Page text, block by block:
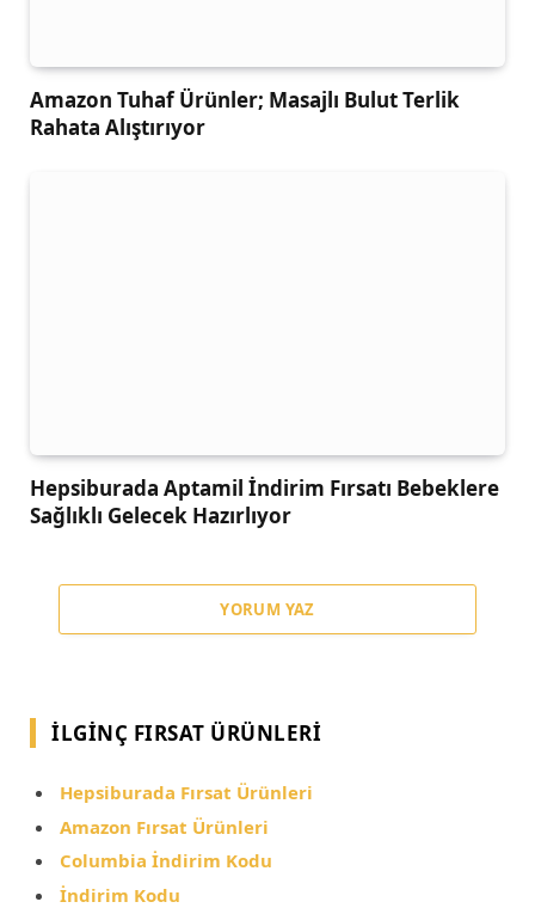
Amazon Tuhaf Ürünler; Masajlı Bulut Terlik
Rahata Alıştırıyor
Hepsiburada Aptamil İndirim Fırsatı Bebeklere
Sağlıklı Gelecek Hazırlıyor
YORUM YAZ
İLGINÇ FIRSAT ÜRÜNLERI
Hepsiburada Fırsat Ürünleri
Amazon Fırsat Ürünleri
Columbia İndirim Kodu
İndirim Kodu